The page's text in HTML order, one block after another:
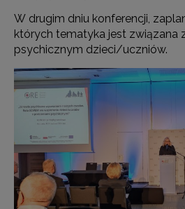
W drugim dniu konferencji,
których tematyka jest związana
psychicznym dzieci/uczniów.